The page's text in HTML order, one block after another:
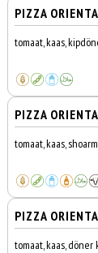
PIZZA
tomaat, kaas,
PIZZA
tomaat, kaas,
PIZZA
tomaat, kaas, döner